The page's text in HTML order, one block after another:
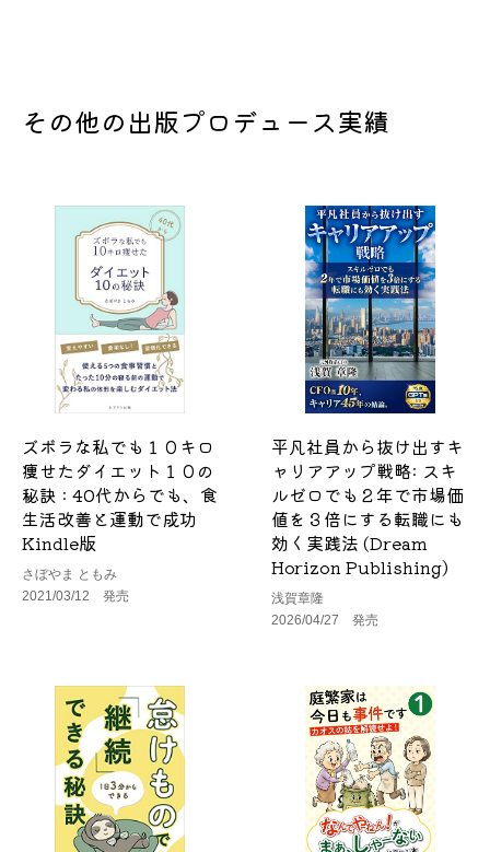
その他の出版プロデュース実績
ズボラな私でも１０キロ
痩せたダイエット１０の
秘訣 : 40代からでも、食
生活改善と運動で成功
Kindle版
さぼやま ともみ
2021/03/12 発売
平凡社員から抜け出すキ
ャリアアップ戦略: スキ
ルゼロでも２年で市場価
値を３倍にする転職にも
効く実践法 (Dream
Horizon Publishing)
浅賀章隆
2026/04/27 発売